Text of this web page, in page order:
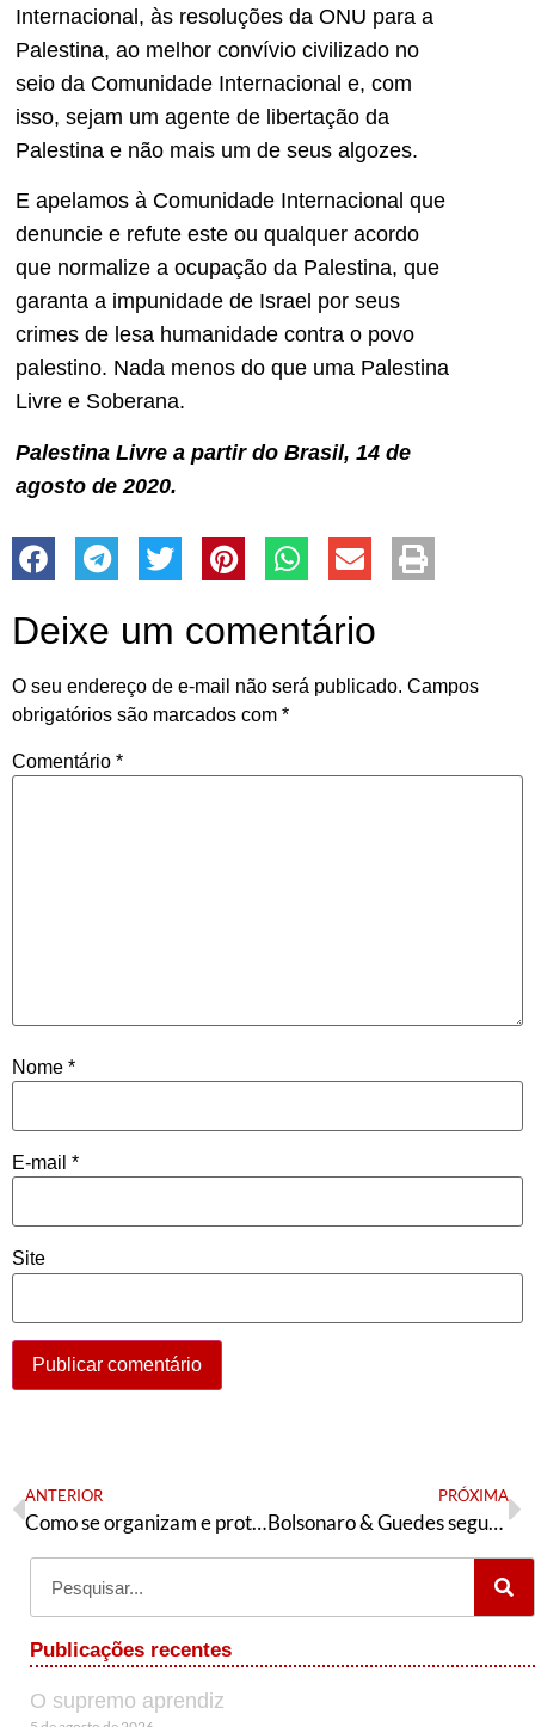
Internacional, às resoluções da ONU para a
Palestina, ao melhor convívio civilizado no
seio da Comunidade Internacional e, com
isso, sejam um agente de libertação da
Palestina e não mais um de seus algozes.
E apelamos à Comunidade Internacional que
denuncie e refute este ou qualquer acordo
que normalize a ocupação da Palestina, que
garanta a impunidade de Israel por seus
crimes de lesa humanidade contra o povo
palestino. Nada menos do que uma Palestina
Livre e Soberana.
Palestina Livre a partir do Brasil, 14 de
agosto de 2020.
Deixe um comentário
O seu endereço de e-mail não será publicado. Campos
obrigatórios são marcados com *
Comentário *
Nome *
E-mail *
Site
ANTERIOR
Como se organizam e protestam os entregadores de aplicativos na Argentina
PRÓXIMA
Bolsonaro & Guedes seguem atacando, e nós?
Publicações recentes
O supremo aprendiz